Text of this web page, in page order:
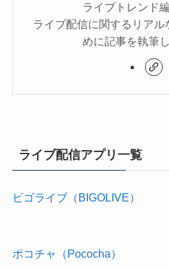
ライブトレンド
ライブ配信に関するリアル
めに記事を執筆
ライブ配信アプリ一覧
ビゴライブ（BIGOLIVE）
ポコチャ（Pococha）